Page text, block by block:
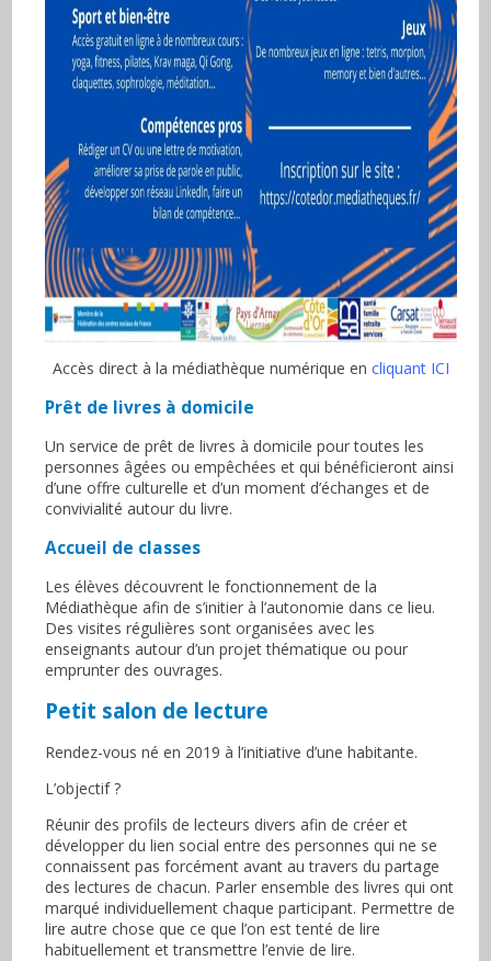
Accès direct à la médiathèque numérique en cliquant ICI
Prêt de livres à domicile
Un service de prêt de livres à domicile pour toutes les
personnes âgées ou empêchées et qui bénéficieront ainsi
d’une offre culturelle et d’un moment d’échanges et de
convivialité autour du livre.
Accueil de classes
Les élèves découvrent le fonctionnement de la
Médiathèque afin de s’initier à l’autonomie dans ce lieu.
Des visites régulières sont organisées avec les
enseignants autour d’un projet thématique ou pour
emprunter des ouvrages.
Petit salon de lecture
Rendez-vous né en 2019 à l’initiative d’une habitante.
L’objectif ?
Réunir des profils de lecteurs divers afin de créer et
développer du lien social entre des personnes qui ne se
connaissent pas forcément avant au travers du partage
des lectures de chacun. Parler ensemble des livres qui ont
marqué individuellement chaque participant. Permettre de
lire autre chose que ce que l’on est tenté de lire
habituellement et transmettre l’envie de lire.